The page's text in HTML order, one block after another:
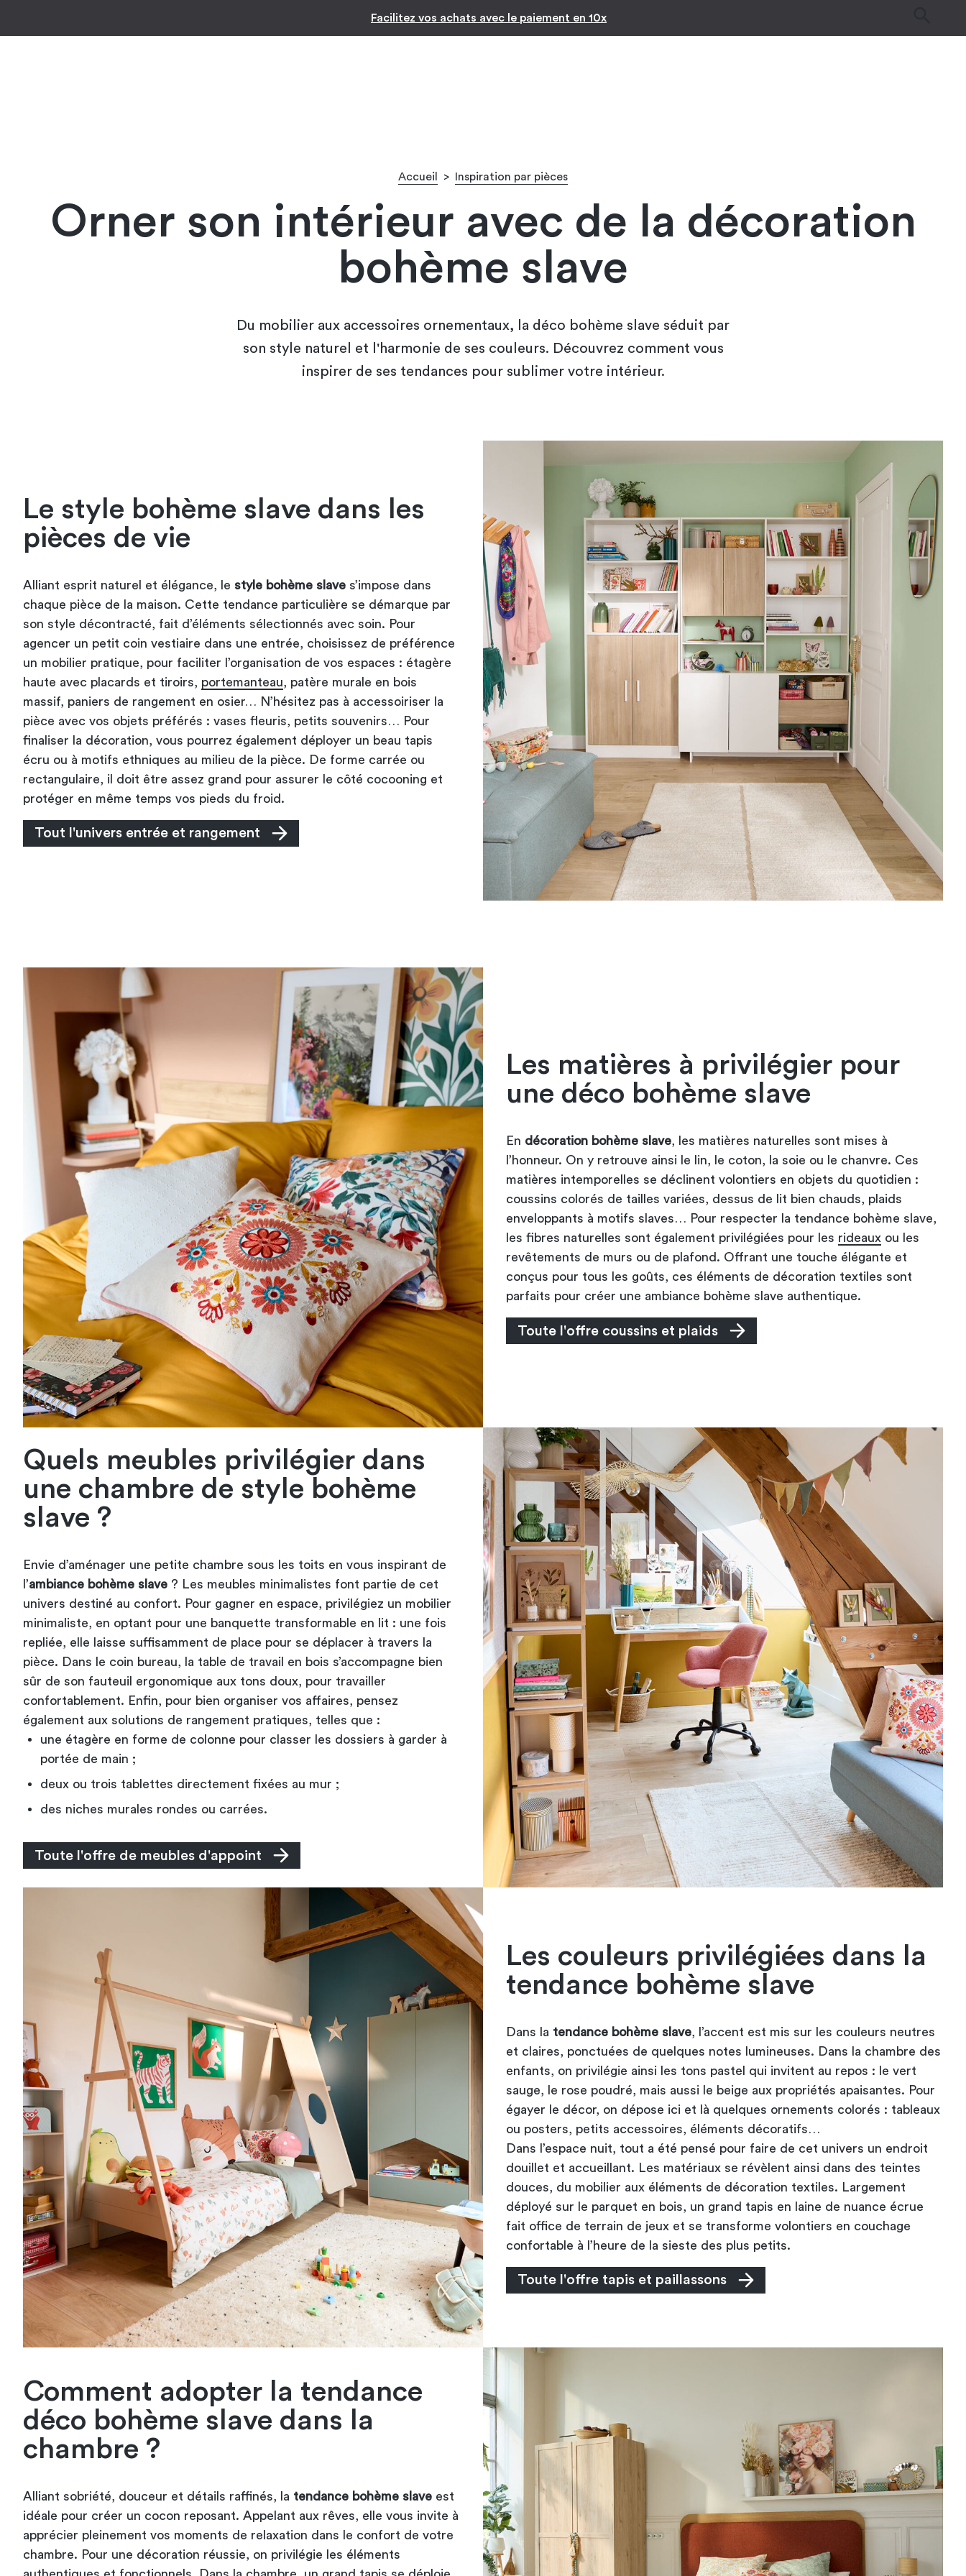
-10% pour les jeunes diplômés !* 🎉Inspiration par pièces
Accueil > Inspiration par pièces
Orner son intérieur avec de la décoration
bohème slave​
Du mobilier aux accessoires ornementaux, la déco bohème slave séduit par
son style naturel et l'harmonie de ses couleurs. Découvrez comment vous
inspirer de ses tendances pour sublimer votre intérieur.
Le style bohème slave dans les
pièces de vie
Alliant esprit naturel et élégance, le style bohème slave s’impose dans
chaque pièce de la maison. Cette tendance particulière se démarque par
son style décontracté, fait d’éléments sélectionnés avec soin. Pour
agencer un petit coin vestiaire dans une entrée, choisissez de préférence
un mobilier pratique, pour faciliter l’organisation de vos espaces : étagère
haute avec placards et tiroirs, portemanteau , patère murale en bois
massif, paniers de rangement en osier… N’hésitez pas à accessoiriser la
pièce avec vos objets préférés : vases fleuris, petits souvenirs… Pour
finaliser la décoration, vous pourrez également déployer un beau tapis
écru ou à motifs ethniques au milieu de la pièce. De forme carrée ou
rectangulaire, il doit être assez grand pour assurer le côté cocooning et
protéger en même temps vos pieds du froid.
Tout l'univers entrée et rangement
Les matières à privilégier pour
une déco bohème slave​
En décoration bohème slave, les matières naturelles sont mises à
l’honneur. On y retrouve ainsi le lin, le coton, la soie ou le chanvre. Ces
matières intemporelles se déclinent volontiers en objets du quotidien :
coussins colorés de tailles variées, dessus de lit bien chauds, plaids
enveloppants à motifs slaves… Pour respecter la tendance bohème slave,
les fibres naturelles sont également privilégiées pour les rideaux ou les
revêtements de murs ou de plafond. Offrant une touche élégante et
conçus pour tous les goûts, ces éléments de décoration textiles sont
parfaits pour créer une ambiance bohème slave authentique.
Toute l'offre coussins et plaids
Quels meubles privilégier dans
une chambre de style bohème
slave ?
Envie d’aménager une petite chambre sous les toits en vous inspirant de
l’ambiance bohème slave ? Les meubles minimalistes font partie de cet
univers destiné au confort. Pour gagner en espace, privilégiez un mobilier
minimaliste, en optant pour une banquette transformable en lit : une fois
repliée, elle laisse suffisamment de place pour se déplacer à travers la
pièce. Dans le coin bureau, la table de travail en bois s’accompagne bien
sûr de son fauteuil ergonomique aux tons doux, pour travailler
confortablement. Enfin, pour bien organiser vos affaires, pensez
également aux solutions de rangement pratiques, telles que :
une étagère en forme de colonne pour classer les dossiers à garder à
portée de main ;
deux ou trois tablettes directement fixées au mur ;
des niches murales rondes ou carrées.
Toute l'offre de meubles d'appoint
Les couleurs privilégiées dans la
tendance bohème slave​
Dans la tendance bohème slave , l’accent est mis sur les couleurs neutres
et claires, ponctuées de quelques notes lumineuses. Dans la chambre des
enfants, on privilégie ainsi les tons pastel qui invitent au repos : le vert
sauge, le rose poudré, mais aussi le beige aux propriétés apaisantes. Pour
égayer le décor, on dépose ici et là quelques ornements colorés : tableaux
ou posters, petits accessoires, éléments décoratifs…
Dans l’espace nuit, tout a été pensé pour faire de cet univers un endroit
douillet et accueillant. Les matériaux se révèlent ainsi dans des teintes
douces, du mobilier aux éléments de décoration textiles. Largement
déployé sur le parquet en bois, un grand tapis en laine de nuance écrue
fait office de terrain de jeux et se transforme volontiers en couchage
confortable à l’heure de la sieste des plus petits.
Toute l'offre tapis et paillassons
Comment adopter la tendance
déco bohème slave dans la
chambre ?
Alliant sobriété, douceur et détails raffinés, la tendance bohème slave est
idéale pour créer un cocon reposant. Appelant aux rêves, elle vous invite à
apprécier pleinement vos moments de relaxation dans le confort de votre
chambre. Pour une décoration réussie, on privilégie les éléments